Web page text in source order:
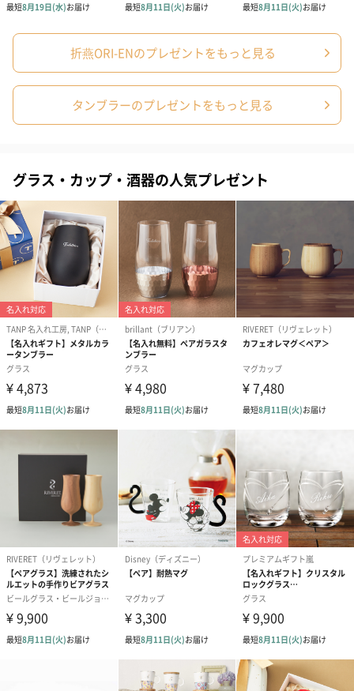
折燕ORI-ENのプレゼントをもっと見る
タンブラーのプレゼントをもっと見る
グラス・カップ・酒器の人気プレゼント